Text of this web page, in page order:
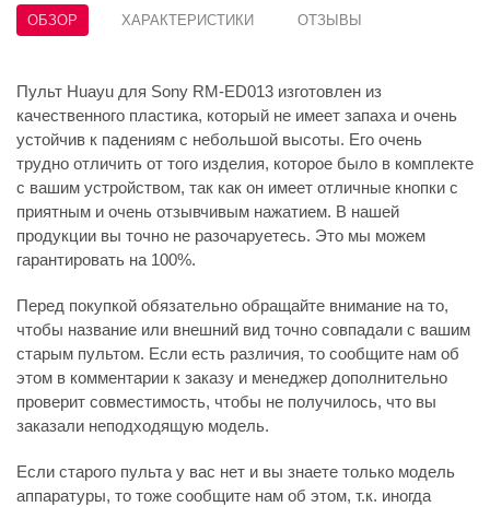
ОБЗОР ХАРАКТЕРИСТИКИ ОТЗЫВЫ
Пульт Huayu для Sony RM-ED013 изготовлен из
качественного пластика, который не имеет запаха и очень
устойчив к падениям с небольшой высоты. Его очень
трудно отличить от того изделия, которое было в комплекте
с вашим устройством, так как он имеет отличные кнопки с
приятным и очень отзывчивым нажатием. В нашей
продукции вы точно не разочаруетесь. Это мы можем
гарантировать на 100%.
Перед покупкой обязательно обращайте внимание на то,
чтобы название или внешний вид точно совпадали с вашим
старым пультом. Если есть различия, то сообщите нам об
этом в комментарии к заказу и менеджер дополнительно
проверит совместимость, чтобы не получилось, что вы
заказали неподходящую модель.
Если старого пульта у вас нет и вы знаете только модель
аппаратуры, то тоже сообщите нам об этом, т.к. иногда